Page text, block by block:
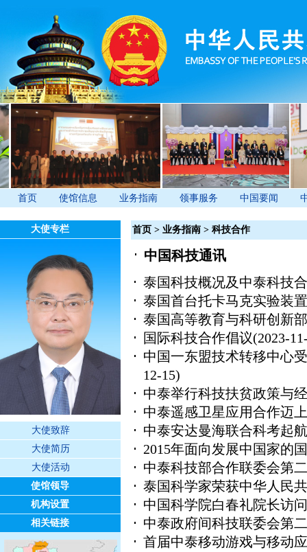
首页 使馆信息 业务指南 领事服务 中国要闻
大使专栏
大使致辞
大使简历
大使活动
使馆领导
机构设置
相关链接
首页 > 业务指南 > 科技合作
中国科技通讯
泰国科技概况及中泰科技
泰国首台托卡马克实验装
泰国高等教育与科研创新
国际科技合作倡议(2023-
中国一东盟技术转移中心
12-15)
中泰举行科技扶贫政策与
中泰遥感卫星应用合作迈
中泰安达曼海联合科考起航
2015年面向发展中国家的
中泰科技部合作联委会第
泰国科学家荣获中华人民
中国科学院白春礼院长访
中泰政府间科技联委会第
首届中泰移动游戏与移动